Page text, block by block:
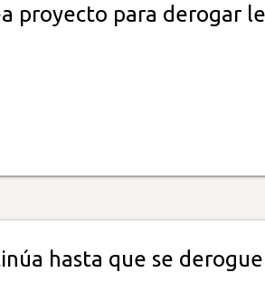
proyecto para derogar
hasta que se